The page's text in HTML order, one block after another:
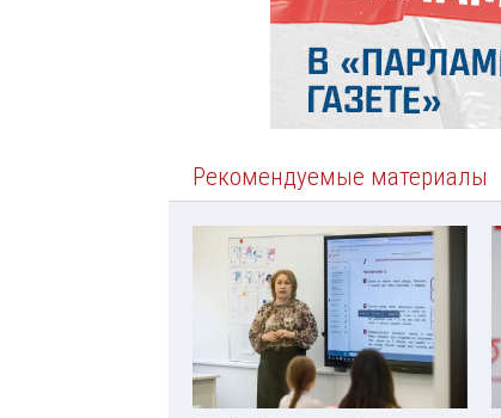
Рекомендуемые материалы